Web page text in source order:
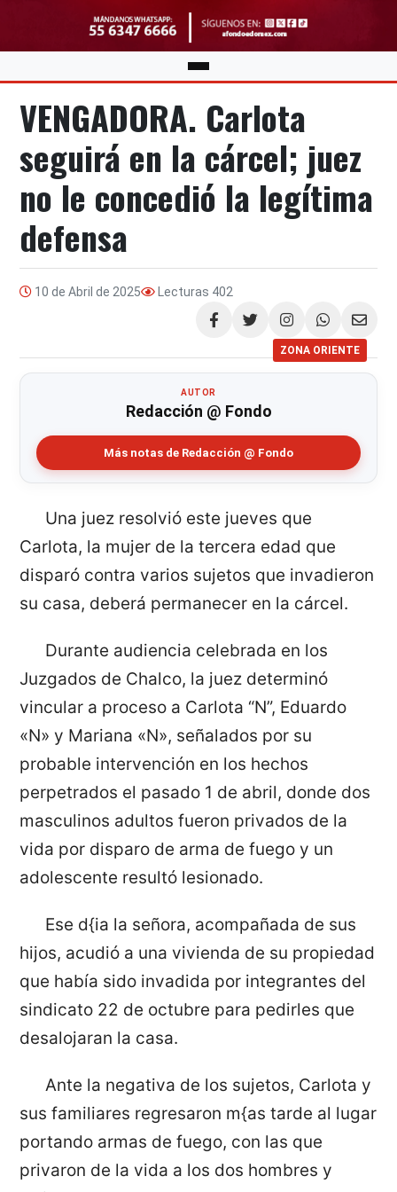
VENGADORA. Carlota
seguirá en la cárcel; juez
no le concedió la legítima
defensa
10 de Abril de 2025 Lecturas 402
Compartir
ZONA ORIENTE
AUTOR
Redacción @ Fondo
Más notas de Redacción @ Fondo
Una juez resolvió este jueves que
Carlota, la mujer de la tercera edad que
disparó contra varios sujetos que invadieron
su casa, deberá permanecer en la cárcel.
Durante audiencia celebrada en los
Juzgados de Chalco, la juez determinó
vincular a proceso a Carlota “N”, Eduardo
«N» y Mariana «N», señalados por su
probable intervención en los hechos
perpetrados el pasado 1 de abril, donde dos
masculinos adultos fueron privados de la
vida por disparo de arma de fuego y un
adolescente resultó lesionado.
Ese d{ia la señora, acompañada de sus
hijos, acudió a una vivienda de su propiedad
que había sido invadida por integrantes del
sindicato 22 de octubre para pedirles que
desalojaran la casa.
Ante la negativa de los sujetos, Carlota y
sus familiares regresaron m{as tarde al lugar
portando armas de fuego, con las que
privaron de la vida a los dos hombres y